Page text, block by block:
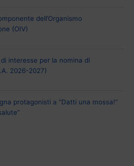
dell’Organismo
(OIV)
interesse per la nomina di
2026-2027)
protagonisti a “Datti una mossa!”